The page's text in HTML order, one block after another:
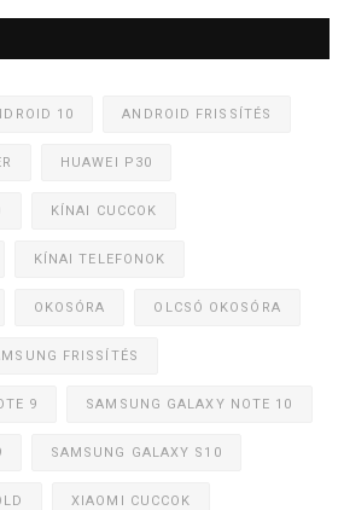
10 ANDROID FRISSÍTÉS
HUAWEI P30
KÍNAI CUCCOK
KÍNAI TELEFONOK
OKOSÓRA OLCSÓ OKOSÓRA
FRISSÍTÉS
9 SAMSUNG GALAXY NOTE 10
SAMSUNG GALAXY S10
XIAOMI CUCCOK